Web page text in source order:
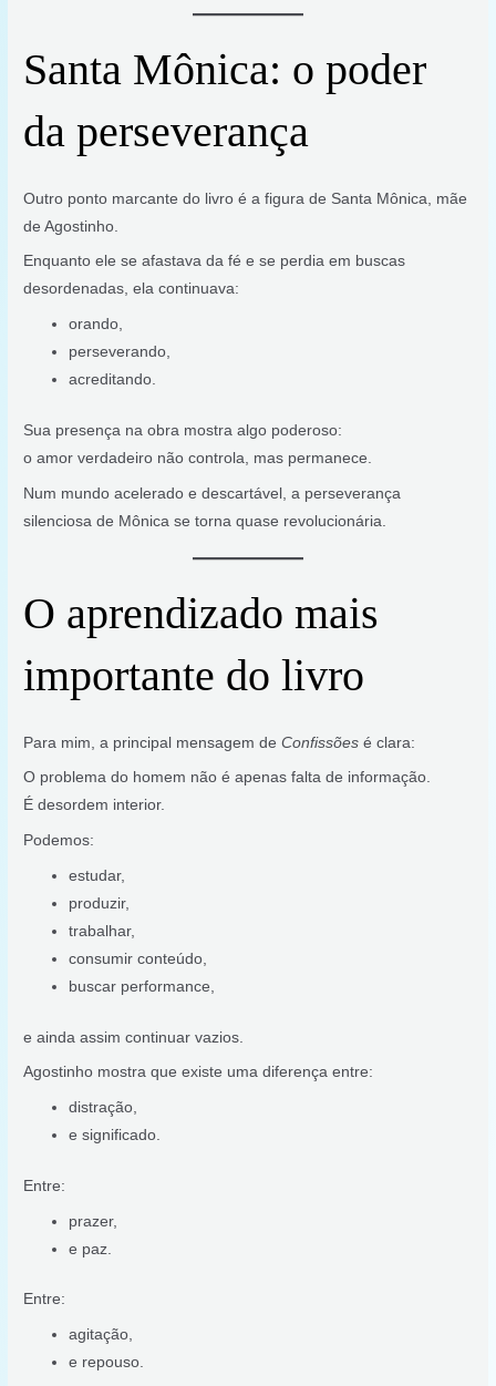
Santa Mônica: o poder
da perseverança
Outro ponto marcante do livro é a figura de Santa Mônica, mãe
de Agostinho.
Enquanto ele se afastava da fé e se perdia em buscas
desordenadas, ela continuava:
orando,
perseverando,
acreditando.
Sua presença na obra mostra algo poderoso:
o amor verdadeiro não controla, mas permanece.
Num mundo acelerado e descartável, a perseverança
silenciosa de Mônica se torna quase revolucionária.
O aprendizado mais
importante do livro
Para mim, a principal mensagem deConfissões é clara:
O problema do homem não é apenas falta de informação.
É desordem interior.
Podemos:
estudar,
produzir,
trabalhar,
consumir conteúdo,
buscar performance,
e ainda assim continuar vazios.
Agostinho mostra que existe uma diferença entre:
distração,
e significado.
Entre:
prazer,
e paz.
Entre:
agitação,
e repouso.